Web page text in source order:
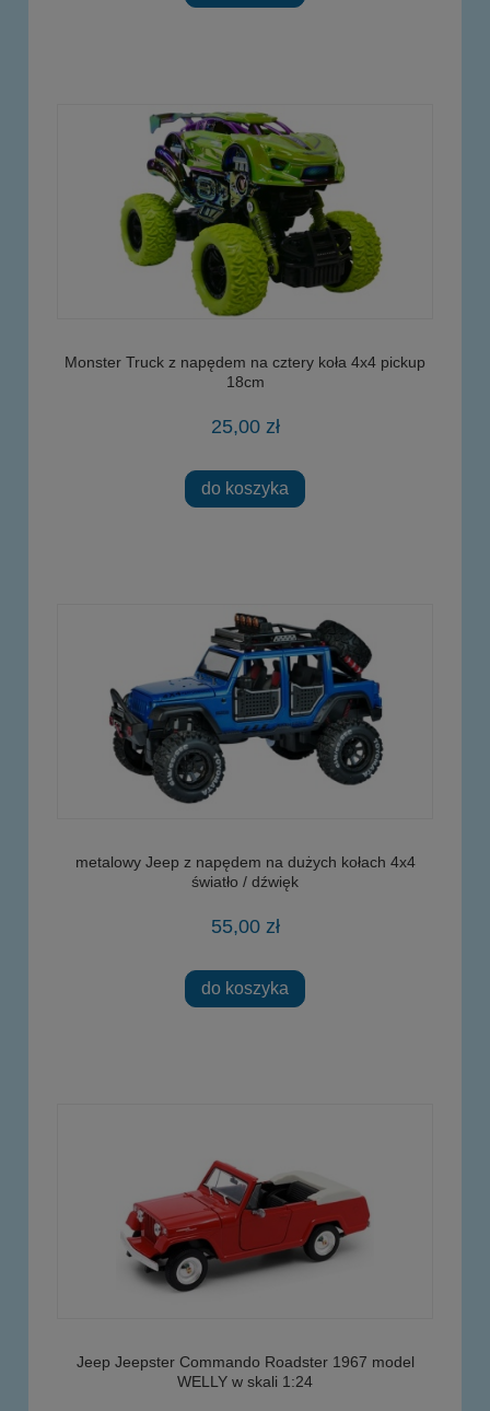
Monster Truck z napędem na cztery koła 4x4 pickup
18cm
25,00 zł
do koszyka
metalowy Jeep z napędem na dużych kołach 4x4
światło / dźwięk
55,00 zł
do koszyka
Jeep Jeepster Commando Roadster 1967 model
WELLY w skali 1:24